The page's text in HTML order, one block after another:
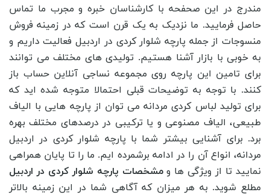
مندرج در این صحفحه با کارشناسان خبره و مجرب ما تماس
حاصل فرمایید. ما نزدیک به یک قرن است که در زمینه فروش
منسوجات از جمله پارچه شلوار کردی در اردبیل فعالیت داریم و
به خوبی با بازار آشنا هستیم. تولیدی های مختلف می توانند
برای تامین این پارچه روی مجموعه نساجی آنلاین حساب باز
کنند. با توجه به توضیحات قبلی احتمالا متوجه شده اید که
برای تولید لباس کردی مردانه می ‌توان از پارچه‌ هایی با الیاف
طبیعی، الیاف مصنوعی و یا ترکیبی در درصدهای مختلف بهره
برد. برای آشنایی بیشتر شما با پارچه شلوار کردی در اردبیل
مردانه، انواع آن را در ادامه برشمرده ایم. ما را تا پایان همراهی
نمایید تا از ویژگی ‌ها ومشخصات پارچه شلوار کردی در اردبیل
مطلع شوید. به هر میزان که آگاهی شما در این زمینه بالاتر